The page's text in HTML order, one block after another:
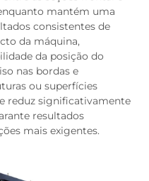
mantém uma
consistentes de
da máquina,
da posição do
nas bordas e
ou superfícies
reduz significativamente
resultados
mais exigentes.